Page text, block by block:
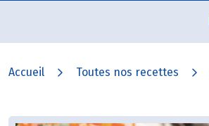
Accueil Toutes nos recettes